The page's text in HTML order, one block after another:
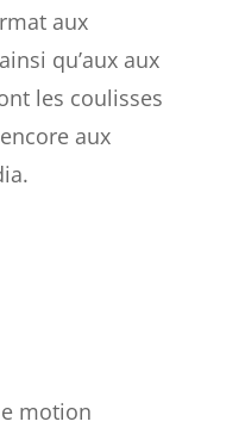
aux
qu’aux aux
les coulisses
aux
motion